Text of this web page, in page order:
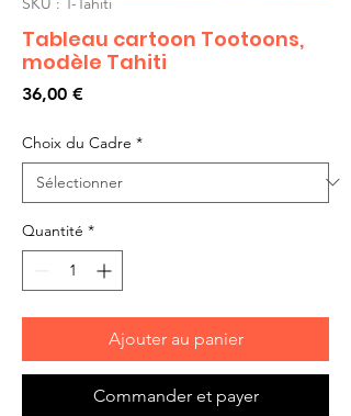
Tableau cartoon Tootoons,
modèle Tahiti
36,00 €Prix
Choix du Cadre *
Quantité *
Ajouter au panier
Commander et payer